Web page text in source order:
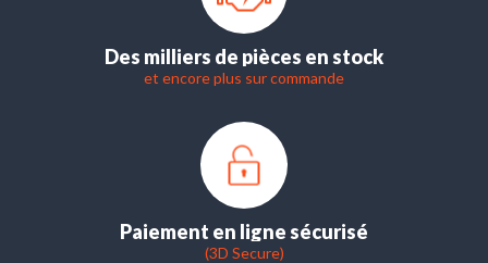
Des milliers de pièces en stock
et encore plus sur commande
Paiement en ligne sécurisé
(3D Secure)